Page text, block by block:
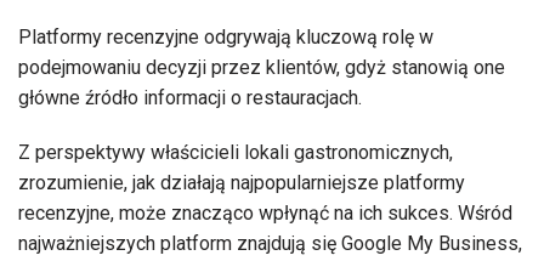
Platformy recenzyjne odgrywają kluczową rolę w
podejmowaniu decyzji przez klientów, gdyż stanowią one
główne źródło informacji o restauracjach.
Z perspektywy właścicieli lokali gastronomicznych,
zrozumienie, jak działają najpopularniejsze platformy
recenzyjne, może znacząco wpłynąć na ich sukces. Wśród
najważniejszych platform znajdują się Google My Business,